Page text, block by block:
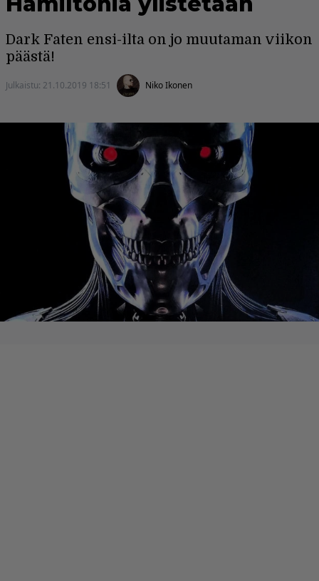
Dark Faten ensi-ilta on jo muutaman viikon
päästä!
Julkaistu: 21.10.2019 18:51 Niko Ikonen